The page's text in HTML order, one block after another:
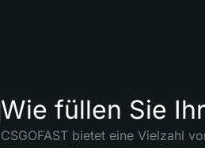
Wie füllen Sie
CSGOFAST bietet eine Vielzahl